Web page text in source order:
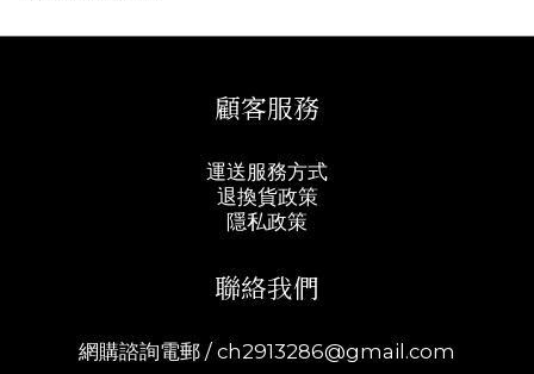
顧客服務
運送服務方式
退換貨政策
隱私政策
聯絡我們
網購諮詢電郵 / ch2913286@gmail.com